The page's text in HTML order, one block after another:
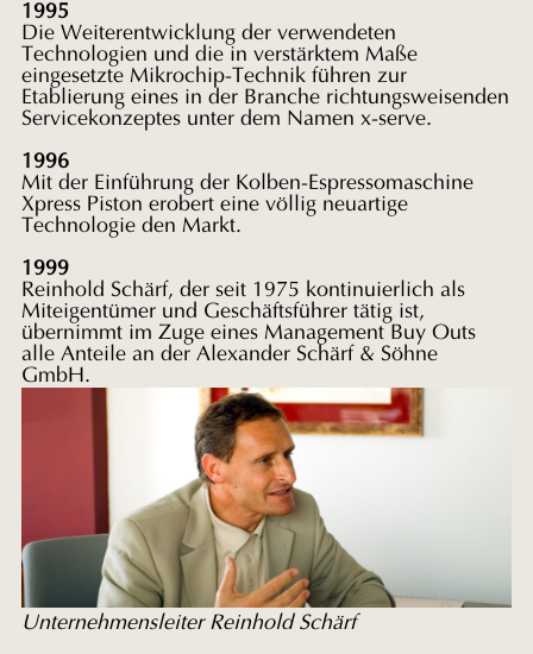
1995
Die Weiterentwicklung der verwendeten
Technologien und die in verstärktem Maße
eingesetzte Mikrochip-Technik führen zur
Etablierung eines in der Branche richtungsweisenden
Servicekonzeptes unter dem Namen x-serve.
1996
Mit der Einführung der Kolben-Espressomaschine
Xpress Piston erobert eine völlig neuartige
Technologie den Markt.
1999
Reinhold Schärf, der seit 1975 kontinuierlich als
Miteigentümer und Geschäftsführer tätig ist,
übernimmt im Zuge eines Management Buy Outs
alle Anteile an der Alexander Schärf & Söhne
GmbH.
Unternehmensleiter Reinhold Schärf